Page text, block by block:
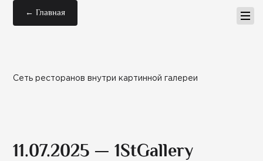
← Главная
Сеть ресторанов внутри картинной галереи
11.07.2025 — 1StGallery